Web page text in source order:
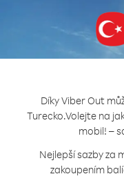
Díky Viber Out
Turecko.Volejte na
mobil! –
Nejlepší sazby za
zakoupením